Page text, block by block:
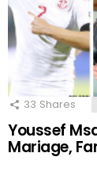
33 Shares
Youssef
Mariage,